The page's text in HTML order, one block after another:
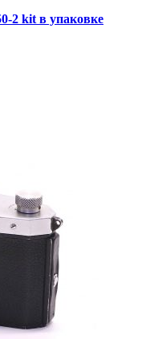
2 kit в упаковке